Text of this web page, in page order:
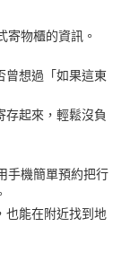
物櫃的資訊。
曾想過「如果這東
存起來，輕鬆沒負
手機簡單預約把行
也能在附近找到地